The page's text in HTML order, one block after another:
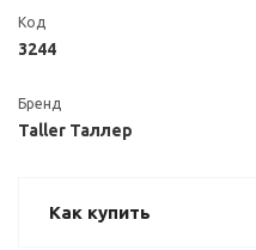
Код
3244
Бренд
Taller Таллер
Как купить